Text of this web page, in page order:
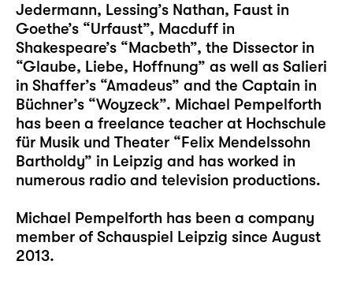
Jedermann, Lessing’s Nathan, Faust in
Goethe’s “Urfaust”, Macduff in
Shakespeare’s “Macbeth”, the Dissector in
“Glaube, Liebe, Hoffnung” as well as Salieri
in Shaffer’s “Amadeus” and the Captain in
Büchner’s “Woyzeck”. Michael Pempelforth
has been a freelance teacher at Hochschule
für Musik und Theater “Felix Mendelssohn
Bartholdy” in Leipzig and has worked in
numerous radio and television productions.
Michael Pempelforth has been a company
member of Schauspiel Leipzig since August
2013.